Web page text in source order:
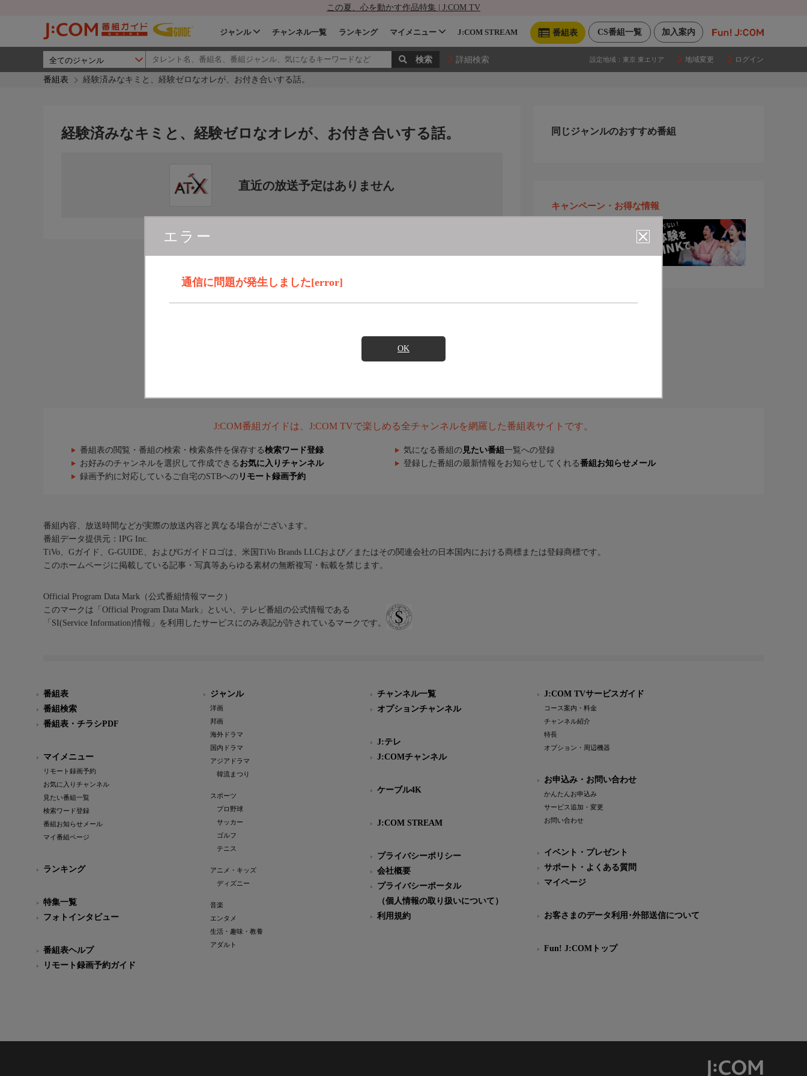
この夏、心を動かす作品特集 | J:COM TV
加入案内
CS番組一覧
番組表
ジャンル チャンネル一覧 ランキング マイメニュー J:COM STREAM
詳細検索 設定地域： 東京 東エリア 地域変更 ログイン
番組表 経験済みなキミと、経験ゼロなオレが、お付き合いする話。
エラー
通信に問題が発生しました[error]
OK
経験済みなキミと、経験ゼロなオレが、お付き合いする話。
直近の放送予定はありません
同じジャンルのおすすめ番組
キャンペーン・お得な情報
J:COM番組ガイドは、J:COM TVで楽しめる全チャンネルを網羅した番組表サイトです。
番組表の閲覧・番組の検索・検索条件を保存する検索ワード登録 気になる番組の 見たい番組 一覧への登録
お好みのチャンネルを選択して作成できる お気に入りチャンネル 登録した番組の最新情報をお知らせしてくれる番組お知らせメール
録画予約に対応しているご自宅のSTBへの リモート録画予約
番組内容、放送時間などが実際の放送内容と異なる場合がございます。
番組データ提供元：IPG Inc.
TiVo、Gガイド、G-GUIDE、およびGガイドロゴは、米国TiVo Brands LLCおよび／またはその関連会社の日本国内における商標または登録商標です。
このホームページに掲載している記事・写真等あらゆる素材の無断複写・転載を禁じます。
Official Program Data Mark（公式番組情報マーク）
このマークは「Official Program Data Mark」といい、テレビ番組の公式情報である
「SI(Service Information)情報」を利用したサービスにのみ表記が許されているマークです。
番組表
番組検索
番組表・チラシPDF
マイメニュー
リモート録画予約
お気に入りチャンネル
見たい番組一覧
検索ワード登録
番組お知らせメール
マイ番組ページ
ランキング
特集一覧
フォトインタビュー
番組表ヘルプ
リモート録画予約ガイド
ジャンル
洋画
邦画
海外ドラマ
国内ドラマ
アジアドラマ
韓流まつり
スポーツ
プロ野球
サッカー
ゴルフ
テニス
アニメ・キッズ
ディズニー
音楽
エンタメ
生活・趣味・教養
アダルト
チャンネル一覧
オプションチャンネル
J:テレ
J:COMチャンネル
ケーブル4K
J:COM STREAM
プライバシーポリシー
会社概要
プライバシーポータル
（個人情報の取り扱いについて）
利用規約
J:COM TVサービスガイド
コース案内・料金
チャンネル紹介
特長
オプション・周辺機器
お申込み・お問い合わせ
かんたんお申込み
サービス追加・変更
お問い合わせ
イベント・プレゼント
サポート・よくある質問
マイページ
お客さまのデータ利用･外部送信について
Fun! J:COMトップ